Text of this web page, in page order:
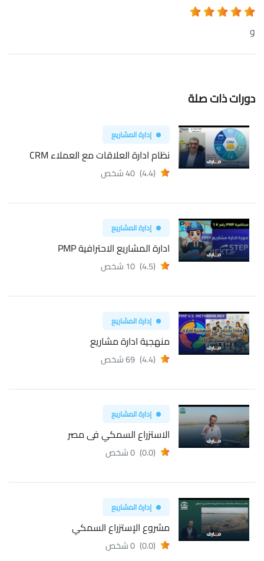
و
دورات ذات صلة
إدارة المشاريع
نظام ادارة العلاقات مع العملاء CRM
(4.4) 40 شخص
إدارة المشاريع
ادارة المشاريع الاحترافية PMP
(4.5) 10 شخص
إدارة المشاريع
منهجية ادارة مشاريع
(4.4) 69 شخص
إدارة المشاريع
الاستزراع السمكي فى مصر
(0.0) 0 شخص
إدارة المشاريع
مشروع الإستزراع السمكي
(0.0) 0 شخص